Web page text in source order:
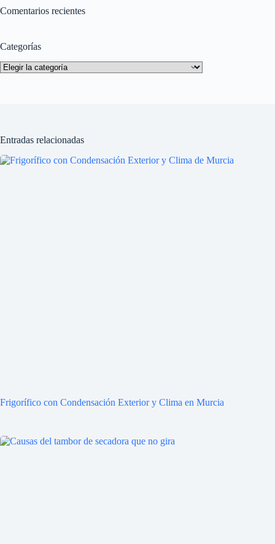
Comentarios recientes
Categorías
Categorías
Entradas relacionadas
Frigorífico con Condensación Exterior y Clima en Murcia